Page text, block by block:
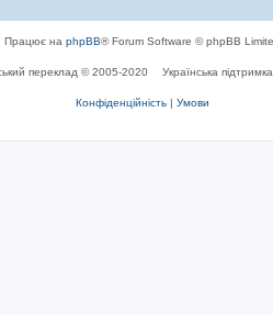
Працює на phpBB® Forum Software © phpBB
переклад © 2005-2020 Українська
Конфіденційність | Умови